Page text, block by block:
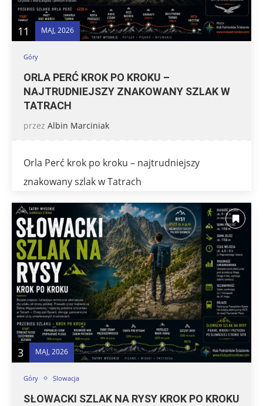
11 MAJ, 2026
Góry
ORLA PERĆ KROK PO KROKU –
NAJTRUDNIEJSZY ZNAKOWANY SZLAK W
TATRACH
przez Albin Marciniak
Orla Perć krok po kroku – najtrudniejszy
znakowany szlak w Tatrach
3 MAJ, 2026
Góry Slowacja
SŁOWACKI SZLAK NA RYSY KROK PO KROKU